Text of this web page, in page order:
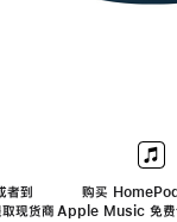
者到
现货商
购买
Apple Music 免费